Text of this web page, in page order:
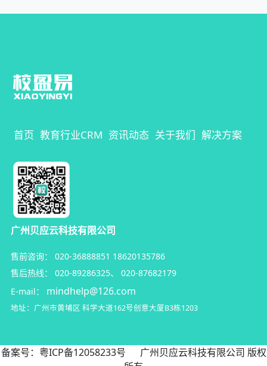
首页 教育行业CRM 资讯动态 关于我们 解决方案
广州贝应云科技有限公司
售前咨询： 020-36888851 18620135786
售后热线：
020-89286325、 020-87682179
E-mail：
mindhelp@126.com
地址：广州市黄埔区 科学大道162号创意大厦B3栋1203
备案号： 粤ICP备12058233号 广州贝应云科技有限公司 版权